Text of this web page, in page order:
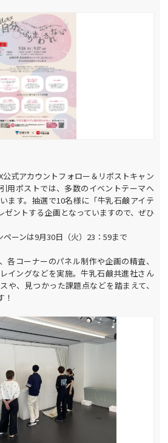
公式アカウントフォロー＆リポストキャン
用ポストでは、多数のイベントテーマへ
ます。抽選で10名様に「牛乳石鹸アイテ
ゼントする企画となっていますので、ぜひ
ーンは9月30日（火）23：59まで
各コーナーのパネル制作や企画の精査、
イングなどを実施。牛乳石鹸共進社さん
や、見つかった課題点などを踏まえて、
！